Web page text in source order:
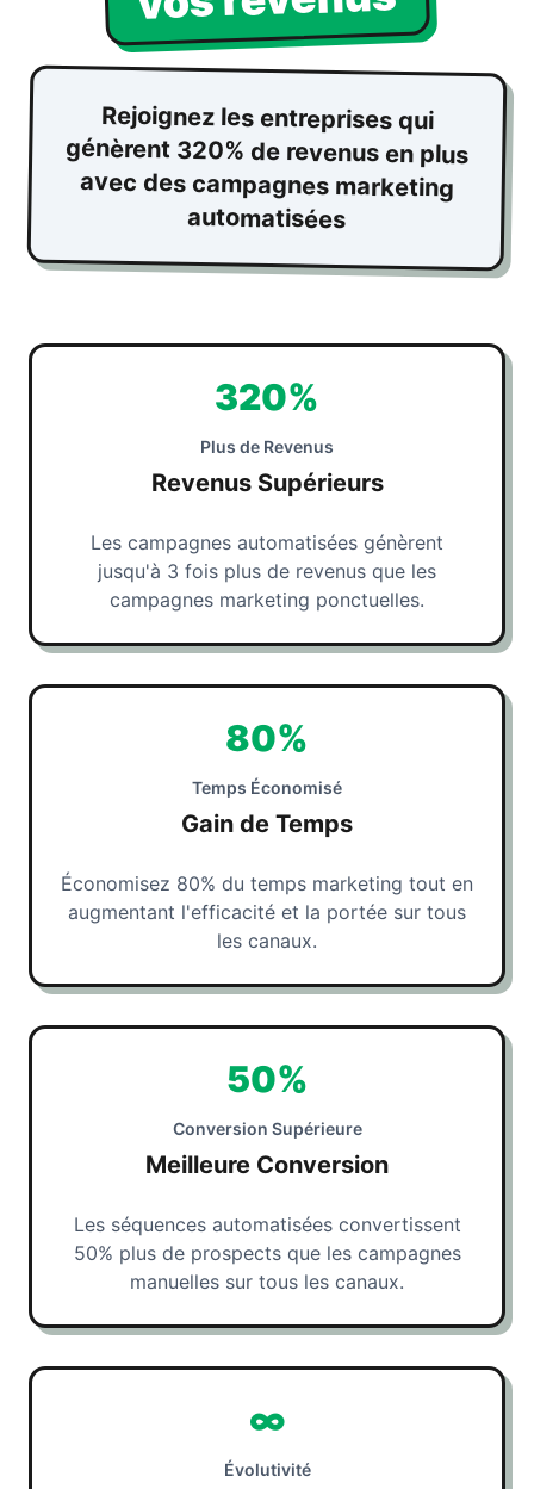
Rejoignez les entreprises qui
génèrent 320% de revenus en plus
avec des campagnes marketing
automatisées
320%
Plus de Revenus
Revenus Supérieurs
Les campagnes automatisées génèrent
jusqu'à 3 fois plus de revenus que les
campagnes marketing ponctuelles.
80%
Temps Économisé
Gain de Temps
Économisez 80% du temps marketing tout en
augmentant l'efficacité et la portée sur tous
les canaux.
50%
Conversion Supérieure
Meilleure Conversion
Les séquences automatisées convertissent
50% plus de prospects que les campagnes
manuelles sur tous les canaux.
∞
Évolutivité